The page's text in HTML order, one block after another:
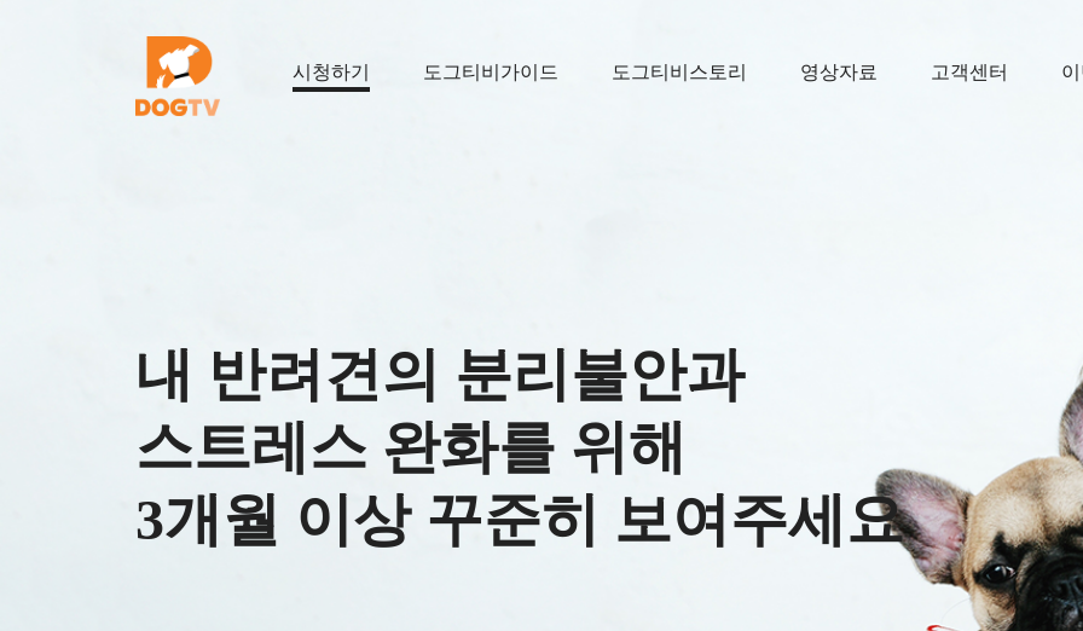
시청하기 도그티비가이드 도그티비스토리 영상자료 고객센터
내 반려견의 분리불안과
스트레스 완화를 위해
3개월 이상 꾸준히 보여주세요